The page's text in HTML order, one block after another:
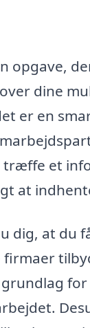
opgave,
dine
er en
træffe et
at
dig, at du